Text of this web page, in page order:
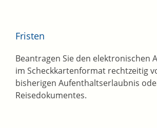
Fristen
Beantragen Sie den elektronischen
im Scheckkartenformat rechtzeitig
bisherigen Aufenthaltserlaubnis
Reisedokumentes.